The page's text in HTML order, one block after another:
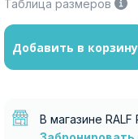
Таблица размеров
Добавить в корзину
В магазине RALF